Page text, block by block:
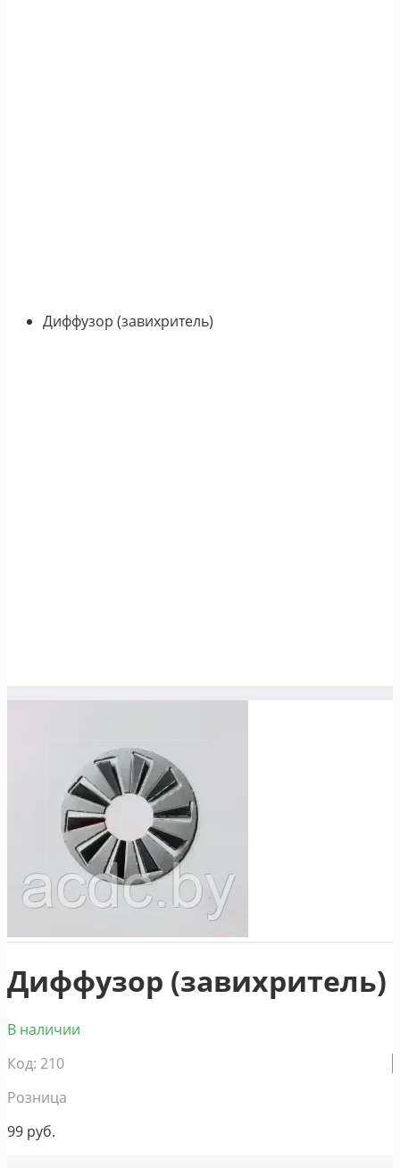
Диффузор (завихритель)
Диффузор (завихритель)
В наличии
Код: 210
Розница
99 руб.